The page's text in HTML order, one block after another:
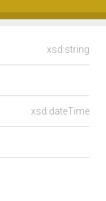
xsd:string
xsd:dateTime